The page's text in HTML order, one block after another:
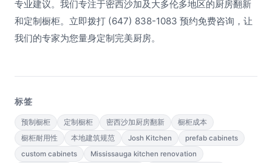
专业建议。我们专注于密西沙加及大多伦多地区的厨房翻新
和定制橱柜。立即拨打 (647) 838-1083 预约免费咨询，让
我们的专家为您量身定制完美厨房。
标签
预制橱柜 定制橱柜 密西沙加厨房翻新
橱柜成本
橱柜耐用性
本地建筑规范 Josh Kitchen
prefab cabinets
custom cabinets
Mississauga kitchen renovation